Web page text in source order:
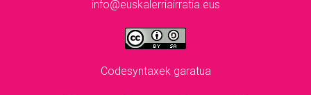
info@euskalerriairratia.eus
Codesyntaxek garatua